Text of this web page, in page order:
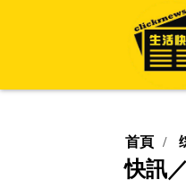
首頁
快訊